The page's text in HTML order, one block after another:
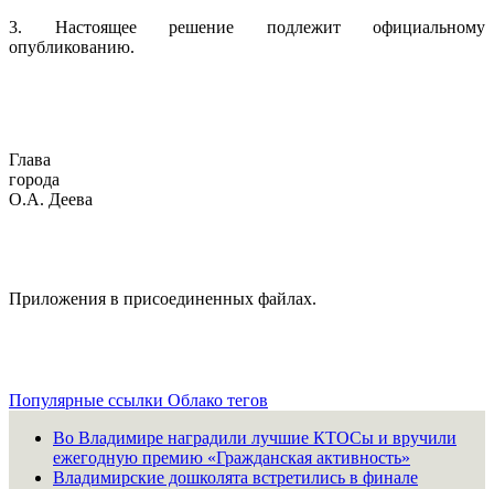
3. Настоящее решение подлежит официальному
опубликованию.
Глава
О.А. Деева
Приложения в присоединенных файлах.
Популярные ссылки Облако тегов
Во Владимире наградили лучшие КТОСы и вручили
ежегодную премию «Гражданская активность»
Владимирские дошколята встретились в финале